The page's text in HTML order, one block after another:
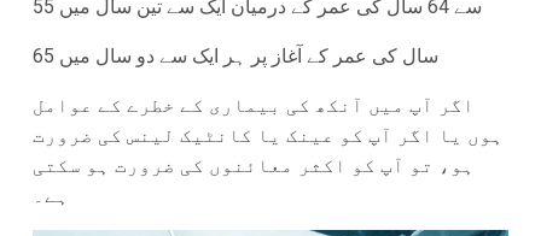
55 سے 64 سال کی عمر کے درمیان ایک سے تین سال میں
65 سال کی عمر کے آغاز پر ہر ایک سے دو سال میں
اگر آپ میں آنکھ کی بیماری کے خطرے کے عوامل
ہوں یا اگر آپ کو عینک یا کانٹیک لینس کی ضرورت
ہو، تو آپ کو اکثر معائنوں کی ضرورت ہو سکتی
ہے۔